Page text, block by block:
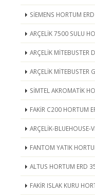
SİEMENS HORTUM
ARÇELİK 7500 SULU
ARÇELİK MİTEBUSTER
ARÇELİK MİTEBUSTER
SİMTEL AKROMATİK
FAKİR C200 HORTUM
ARÇELİK-BLUEHOUSE-
FANTOM YATIK
ALTUS HORTUM ERD
FAKİR ISLAK KURU